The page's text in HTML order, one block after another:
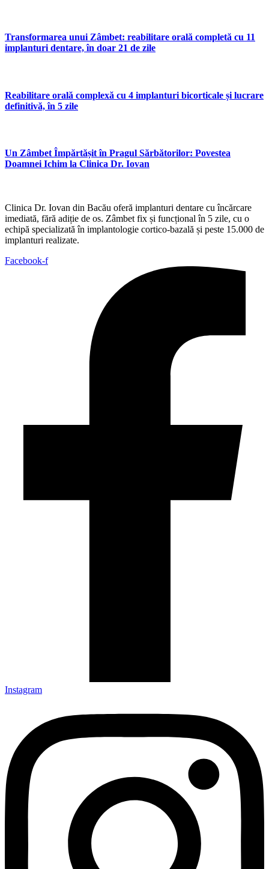
Transformarea unui Zâmbet: reabilitare orală completă cu 11
implanturi dentare, în doar 21 de zile
Reabilitare orală complexă cu 4 implanturi bicorticale și lucrare
definitivă, în 5 zile
Un Zâmbet Împărtășit în Pragul Sărbătorilor: Povestea
Doamnei Ichim la Clinica Dr. Iovan
Clinica Dr. Iovan din Bacău oferă implanturi dentare cu încărcare
imediată, fără adiție de os. Zâmbet fix și funcțional în 5 zile, cu o
echipă specializată în implantologie cortico-bazală și peste 15.000 de
implanturi realizate.
Facebook-f
Instagram